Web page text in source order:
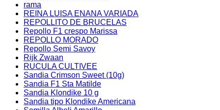
rama
REINA LUISA ENANA VARIADA
REPOLLITO DE BRUCELAS
Repollo F1 crespo Marissa
REPOLLO MORADO
Repollo Semi Savoy
Rijk Zwaan
RUCULA CULTIVEE
Sandia Crimson Sweet (10g)
Sandia F1 Sta Matilde
Sandia Klondike 10 g
Sandia tipo Klondike Americana